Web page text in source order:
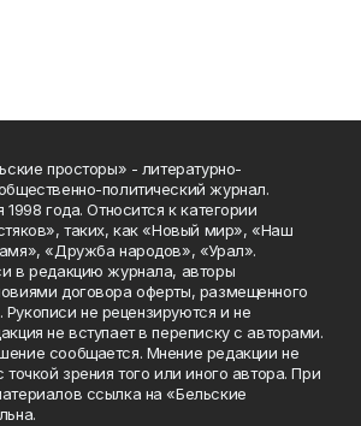
просторы» - литературно-
политический журнал.
года. Относится к категории
таких, как «Новый мир», «Наш
«Дружба народов», «Урал».
в редакцию журнала, авторы
договора оферты, размещенного
. Рукописи не рецензируются и не
не вступает в переписку с авторами.
сообщается. Мнение редакции не
зрения того или иного автора. При
ссылка на «Бельские